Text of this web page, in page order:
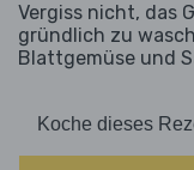
Vergiss nicht, das
gründlich zu
Blattgemüse und
Koche dieses